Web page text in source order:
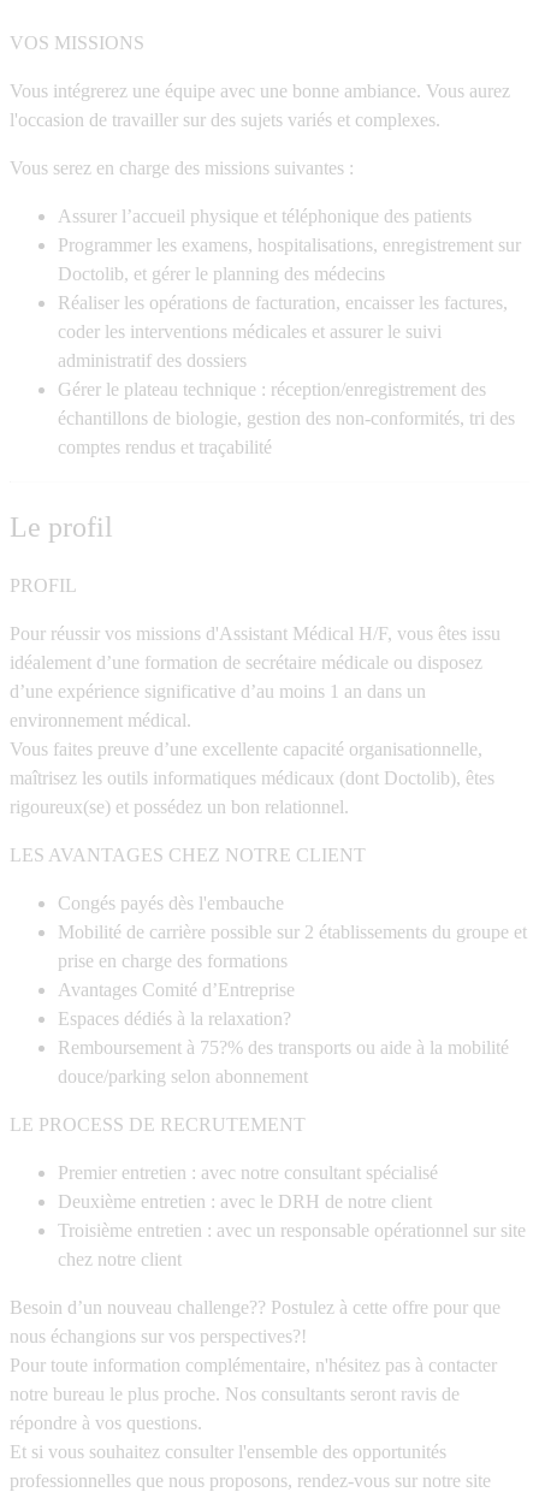
VOS MISSIONS
Vous intégrerez une équipe avec une bonne ambiance. Vous aurez
l'occasion de travailler sur des sujets variés et complexes.
Vous serez en charge des missions suivantes :
Assurer l’accueil physique et téléphonique des patients
Programmer les examens, hospitalisations, enregistrement sur
Doctolib, et gérer le planning des médecins
Réaliser les opérations de facturation, encaisser les factures,
coder les interventions médicales et assurer le suivi
administratif des dossiers
Gérer le plateau technique : réception/enregistrement des
échantillons de biologie, gestion des non-conformités, tri des
comptes rendus et traçabilité
Le profil
PROFIL
Pour réussir vos missions d'Assistant Médical H/F, vous êtes issu
idéalement d’une formation de secrétaire médicale ou disposez
d’une expérience significative d’au moins 1 an dans un
environnement médical.
Vous faites preuve d’une excellente capacité organisationnelle,
maîtrisez les outils informatiques médicaux (dont Doctolib), êtes
rigoureux(se) et possédez un bon relationnel.
LES AVANTAGES CHEZ NOTRE CLIENT
Congés payés dès l'embauche
Mobilité de carrière possible sur 2 établissements du groupe et
prise en charge des formations
Avantages Comité d’Entreprise
Espaces dédiés à la relaxation?
Remboursement à 75?% des transports ou aide à la mobilité
douce/parking selon abonnement
LE PROCESS DE RECRUTEMENT
Premier entretien : avec notre consultant spécialisé
Deuxième entretien : avec le DRH de notre client
Troisième entretien : avec un responsable opérationnel sur site
chez notre client
Besoin d’un nouveau challenge?? Postulez à cette offre pour que
nous échangions sur vos perspectives?!
Pour toute information complémentaire, n'hésitez pas à contacter
notre bureau le plus proche. Nos consultants seront ravis de
répondre à vos questions.
Et si vous souhaitez consulter l'ensemble des opportunités
professionnelles que nous proposons, rendez-vous sur notre site